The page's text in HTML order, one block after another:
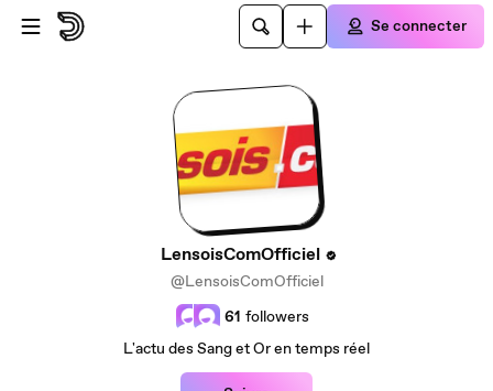
Passer au contenu principal
Se connecter
LensoisComOfficiel
@LensoisComOfficiel
61 followers
L'actu des Sang et Or en temps réel